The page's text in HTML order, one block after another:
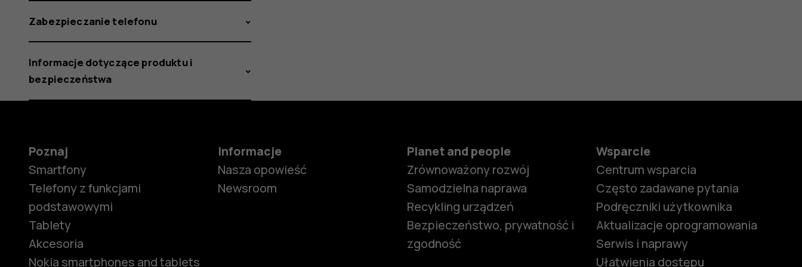
Zabezpieczanie telefonu
Informacje dotyczące produktu i
bezpieczeństwa
Poznaj
Smartfony
Telefony z funkcjami
podstawowymi
Tablety
Akcesoria
Nokia smartphones and tablets
Informacje
Nasza opowieść
Newsroom
Planet and people
Zrównoważony rozwój
Samodzielna naprawa
Recykling urządzeń
Bezpieczeństwo, prywatność i
zgodność
Wsparcie
Centrum wsparcia
Często zadawane pytania
Podręczniki użytkownika
Aktualizacje oprogramowania
Serwis i naprawy
Ułatwienia dostępu